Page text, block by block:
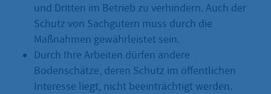
und Dritten im Betrieb zu verhindern. Auch der
Schutz von Sachgütern muss durch die
Maßnahmen gewährleistet sein.
Durch Ihre Arbeiten dürfen andere
Bodenschätze, deren Schutz im öffentlichen
Interesse liegt, nicht beeinträchtigt werden.